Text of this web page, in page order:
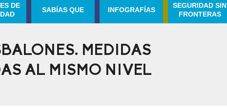
DE
SABÍAS QUE INFOGRAFÍAS
SEGURIDAD SIN
FRONTERAS
MEDIDAS
AL MISMO NIVEL